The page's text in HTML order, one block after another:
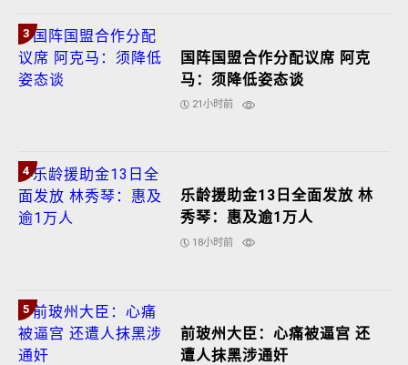
3
国阵国盟合作分配议席 阿克
马：须降低姿态谈
21小时前
4
乐龄援助金13日全面发放 林
秀琴：惠及逾1万人
18小时前
5
前玻州大臣：心痛被逼宫 还
遭人抹黑涉通奸